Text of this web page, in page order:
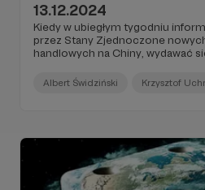
13.12.2024
Kiedy w ubiegłym tygodniu
przez Stany Zjednoczone
handlowych na Chiny, wydawać
przez mającą odejść przecież już
administrację Joe Bidena...
Albert Świdziński Krzysztof